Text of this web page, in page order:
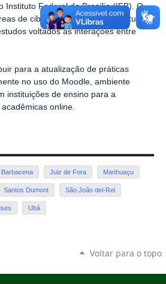
Instituto Federal de Brasília (IFB). O
de cibercultura, estética e cultura
voltados às interações entre
para a atualização de práticas
no uso do Moodle, ambiente
instituições de ensino para a
online.
Barbacena Juiz de Fora Manhuaçu
Santos Dumont São João del-Rei
Ubá
Voltar para o topo